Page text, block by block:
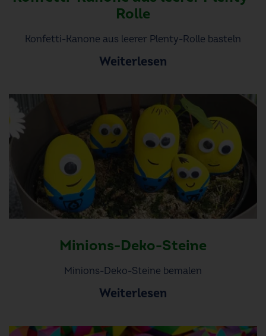
Rolle
Konfetti-Kanone aus leerer Plenty-Rolle basteln
Weiterlesen
Minions-Deko-Steine
Minions-Deko-Steine bemalen
Weiterlesen